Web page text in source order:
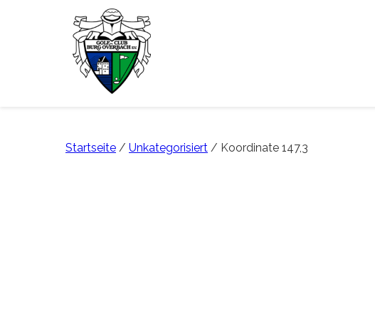
Startseite / Unkategorisiert / Koordinate 147,3